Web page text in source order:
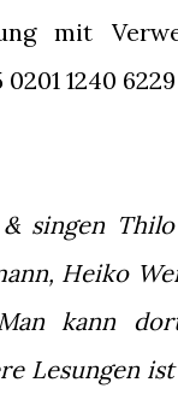
mit
1240
singen
Heiko
kann
Lesungen